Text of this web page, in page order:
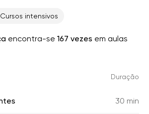
Cursos intensivos
encontra-se 167 vezes em aulas
Duração
30 min